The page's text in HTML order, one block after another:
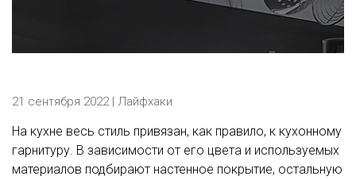
21 сентября 2022 | Лайфхаки
На кухне весь стиль привязан, как правило, к кухонному
гарнитуру. В зависимости от его цвета и используемых
материалов подбирают настенное покрытие, остальную